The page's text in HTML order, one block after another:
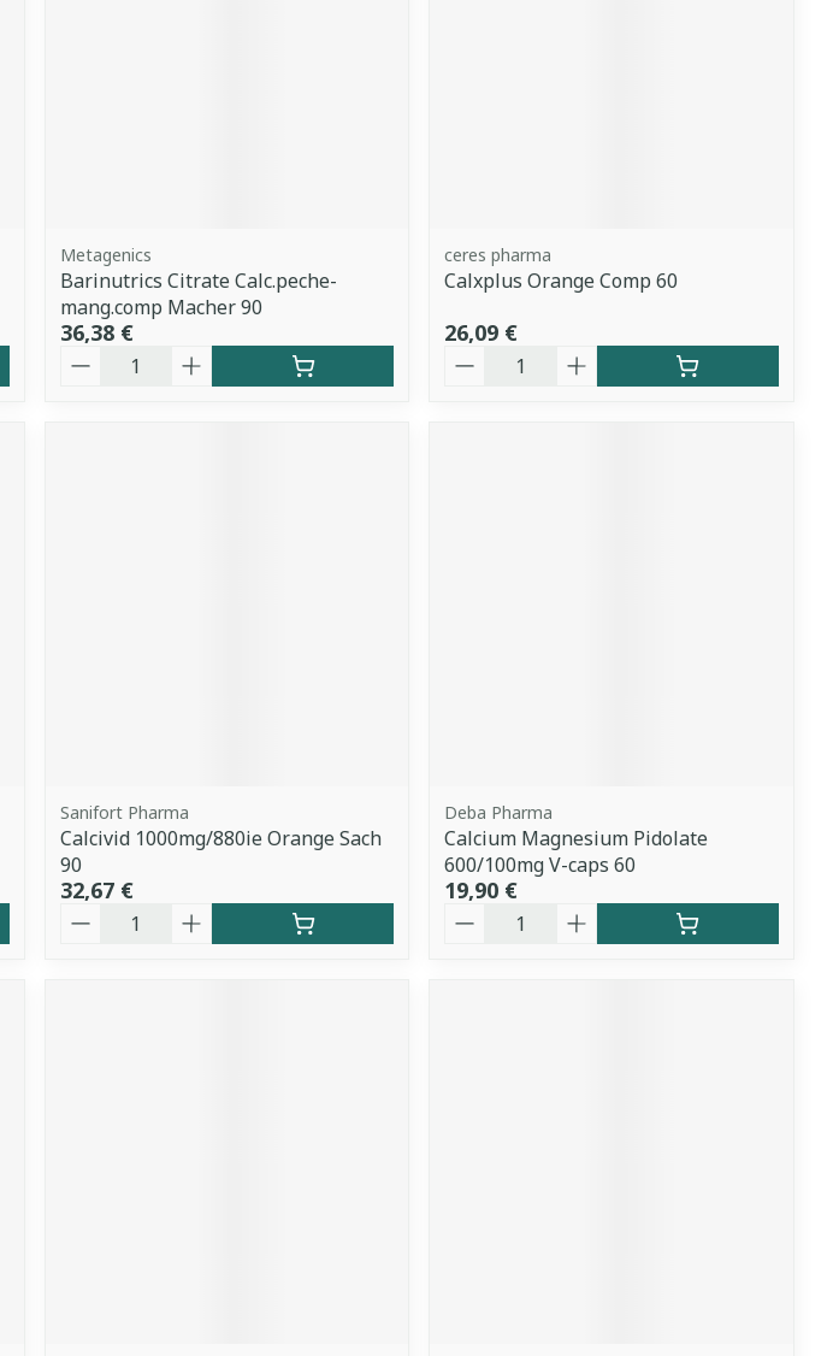
Metagenics
Barinutrics Citrate Calc.peche-
mang.comp Macher 90
36,38 €
Quantité
ceres pharma
Calxplus Orange Comp 60
26,09 €
Quantité
Sanifort Pharma
Calcivid 1000mg/880ie Orange Sach
90
32,67 €
Quantité
Deba Pharma
Calcium Magnesium Pidolate
600/100mg V-caps 60
19,90 €
Quantité